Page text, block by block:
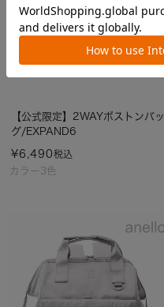
カラー3色
【公式限定】2WAYボストンバッ
グ/EXPAND6
¥6,490税込